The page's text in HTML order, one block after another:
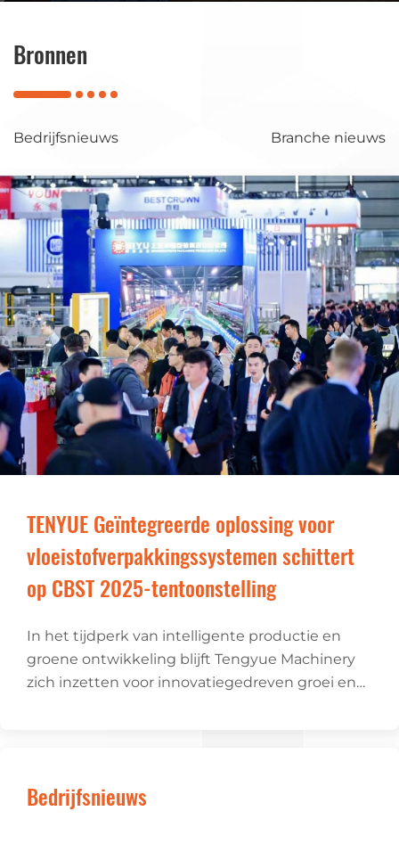
Bronnen
Bedrijfsnieuws Branche nieuws
TENYUE Geïntegreerde oplossing voor
vloeistofverpakkingssystemen schittert
op CBST 2025-tentoonstelling
In het tijdperk van intelligente productie en
groene ontwikkeling blijft Tengyue Machinery
zich inzetten voor innovatiegedreven groei en
Bedrijfsnieuws